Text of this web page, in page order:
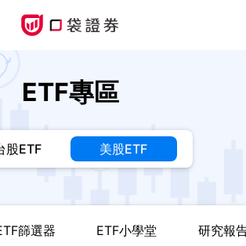
ETF專區
股ETF 美股ETF
篩選器 ETF小學堂 研究報